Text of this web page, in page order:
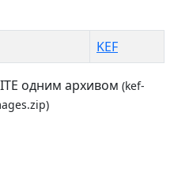
KEF
одним архивом (kef-